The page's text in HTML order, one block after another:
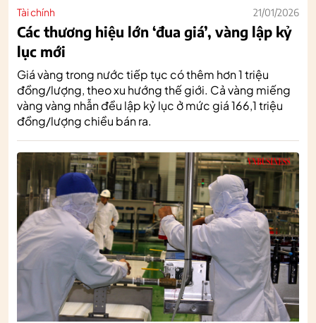
Tài chính 21/01/2026
Các thương hiệu lớn ‘đua giá’, vàng lập kỷ
lục mới
Giá vàng trong nước tiếp tục có thêm hơn 1 triệu
đồng/lượng, theo xu hướng thế giới. Cả vàng miếng
vàng vàng nhẫn đều lập kỷ lục ở mức giá 166,1 triệu
đồng/lượng chiều bán ra.